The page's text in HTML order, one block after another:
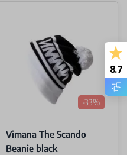
-33%
Vimana The Scando
Beanie black
8.7